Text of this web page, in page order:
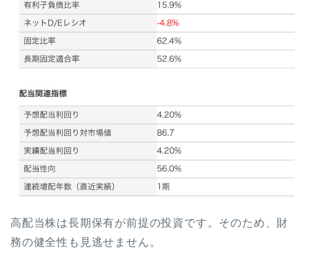
高配当株は長期保有が前提の投資です。そのため、財
務の健全性も見逃せません。